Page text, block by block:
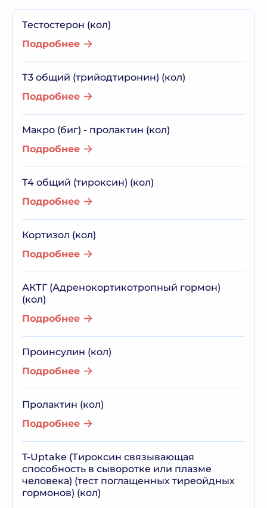
Тестостерон (кол)
Подробнее
Т3 общий (трийодтиронин) (кол)
Подробнее
Макро (биг) - пролактин (кол)
Подробнее
Т4 общий (тироксин) (кол)
Подробнее
Кортизол (кол)
Подробнее
АКТГ (Адренокортикотропный гормон)
(кол)
Подробнее
Проинсулин (кол)
Подробнее
Пролактин (кол)
Подробнее
T-Uptake (Тироксин связывающая
способность в сыворотке или плазме
человека) (тест поглащенных тиреойдных
гормонов) (кол)